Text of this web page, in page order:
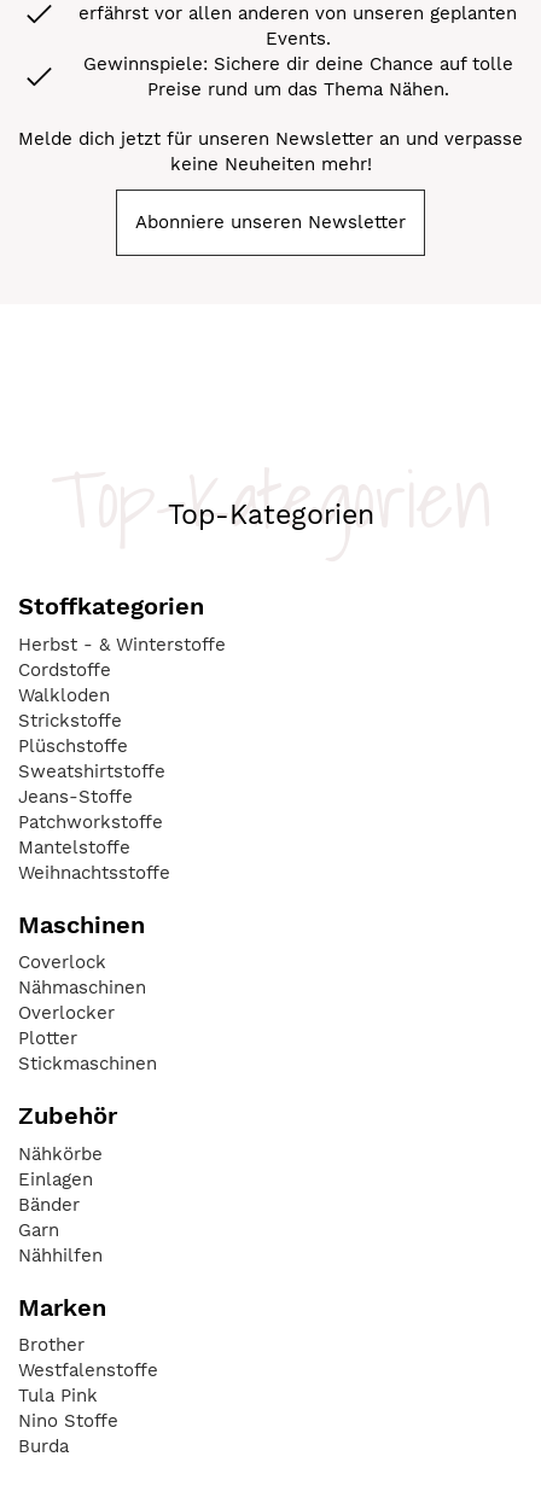
erfährst vor allen anderen von unseren geplanten
Events.
Gewinnspiele: Sichere dir deine Chance auf tolle
Preise rund um das Thema Nähen.
Melde dich jetzt für unseren Newsletter an und verpasse
keine Neuheiten mehr!
Abonniere unseren Newsletter
Top-Kategorien
Top-Kategorien
Stoffkategorien
Herbst - & Winterstoffe
Cordstoffe
Walkloden
Strickstoffe
Plüschstoffe
Sweatshirtstoffe
Jeans-Stoffe
Patchworkstoffe
Mantelstoffe
Weihnachtsstoffe
Maschinen
Coverlock
Nähmaschinen
Overlocker
Plotter
Stickmaschinen
Zubehör
Nähkörbe
Einlagen
Bänder
Garn
Nähhilfen
Marken
Brother
Westfalenstoffe
Tula Pink
Nino Stoffe
Burda